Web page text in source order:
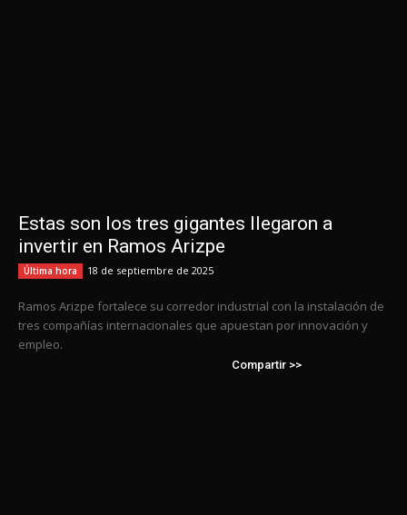
Estas son los tres gigantes llegaron a
invertir en Ramos Arizpe
Última hora 18 de septiembre de 2025
Ramos Arizpe fortalece su corredor industrial con la instalación de
tres compañías internacionales que apuestan por innovación y
empleo.
Compartir >>